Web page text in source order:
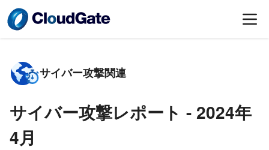
サイバー攻撃関連
サイバー攻撃レポート - 2024年
4月